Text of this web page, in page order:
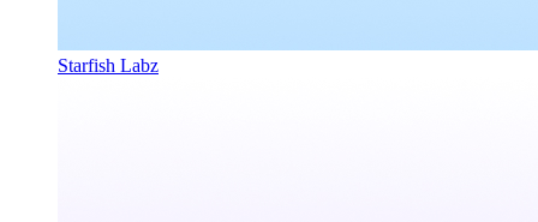
Starfish Labz